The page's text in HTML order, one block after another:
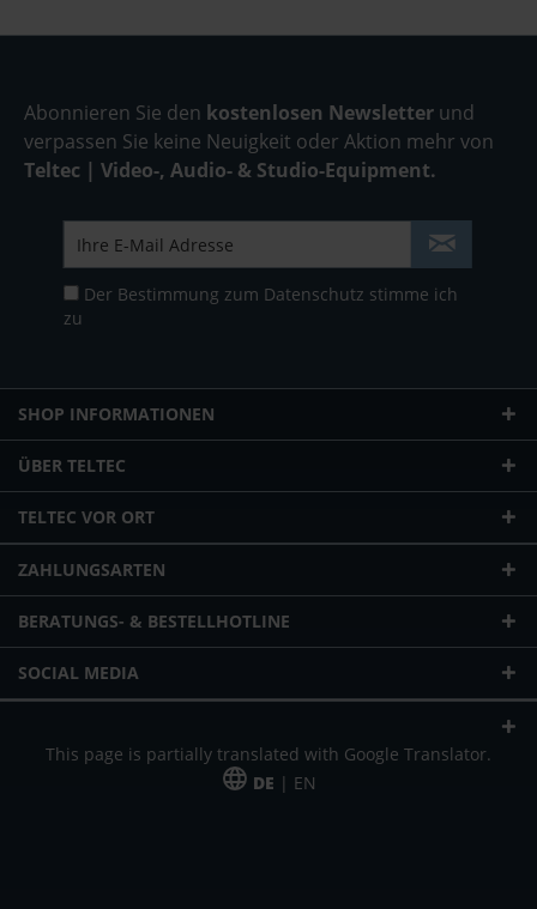
Abonnieren Sie den kostenlosen Newsletter und
verpassen Sie keine Neuigkeit oder Aktion mehr von
Teltec | Video-, Audio- & Studio-Equipment.
Der Bestimmung zum Datenschutz stimme ich
zu
SHOP INFORMATIONEN
ÜBER TELTEC
TELTEC VOR ORT
ZAHLUNGSARTEN
BERATUNGS- & BESTELLHOTLINE
SOCIAL MEDIA
This page is partially translated with Google Translator.
DE | EN